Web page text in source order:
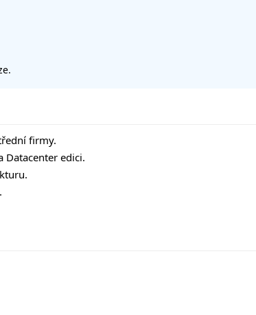
firmy.
Datacenter edici.